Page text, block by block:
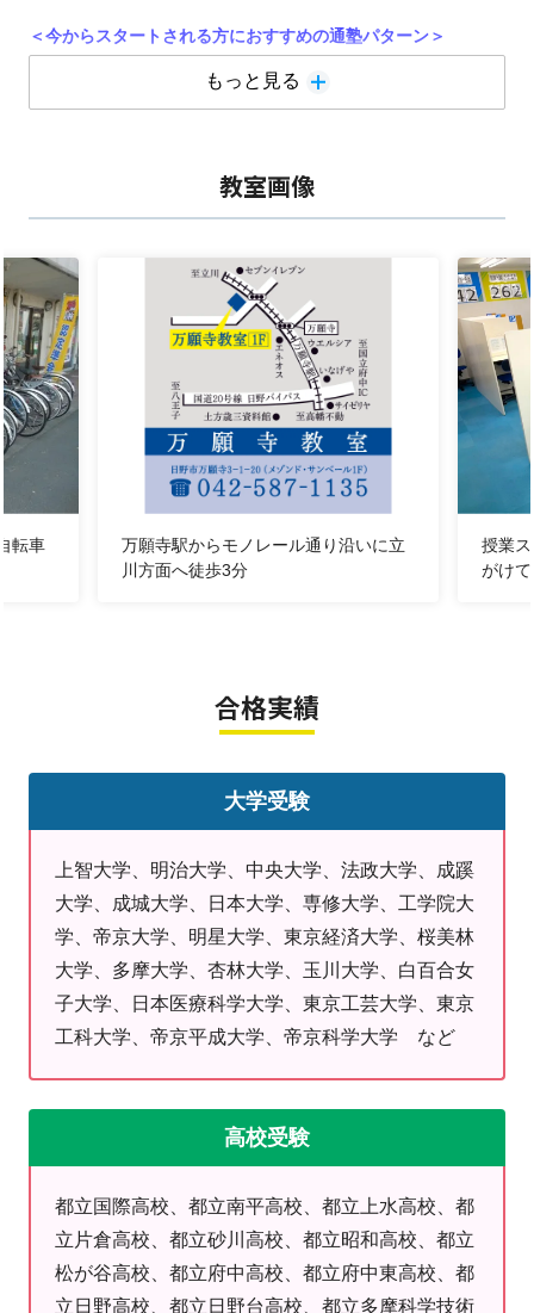
＜今からスタートされる方におすすめの通塾パターン＞
【小学生】早めに中学準備をはじめたい！ 週３回（英・算・
【中１・２生】主要教科＋苦手な理科を対策したい！ 週３回
【中３生】最後の内申対策をしたい！ ※教科・回数は志望校
をふまえて要相談
【高校生】推薦入試対策・評定対策をしたい 週３回 英・数
＋理科or社会
明光義塾万願寺教室ってどんな塾？
す。目先の結果だけではない、中長期的な目標設定を一緒に考
えていきます。
最適な学習プラン
生徒一人ひとりの状況を丁寧に把握し、根拠に基づいた最適な
明光義塾の講師の約半分は、明光義塾で学んだ経験を持つた
め、生徒の抱える悩みや不安を理解し、的確なアドバイスを提
供可能
明光義塾の特長
考える力が身につく授業
個別指導のパイオニアとして長年培った生徒自らが考えること
を重視した指導で、テストや受験本番に発揮できる力を養いま
す。対話型の授業で分からないことは気軽に質問できます。
■きめ細かいカウンセリング
一人ひとり異なる悩みや課題に向き合い、目標達成のためにオ
ーダーメイドの学習プランをご提案します。苦手をピンポイン
トで克服、得意をさらに伸ばし、効率的に成績アップを実現し
ます。
もっと見る
教室画像
転車
万願寺駅からモノレール通り沿いに立
川方面へ徒歩3分
授業
がけ
合格実績
大学受験
上智大学、明治大学、中央大学、法政大学、成蹊
大学、成城大学、日本大学、専修大学、工学院大
学、帝京大学、明星大学、東京経済大学、桜美林
大学、多摩大学、杏林大学、玉川大学、白百合女
子大学、日本医療科学大学、東京工芸大学、東京
工科大学、帝京平成大学、帝京科学大学 など
高校受験
都立国際高校、都立南平高校、都立上水高校、都
立片倉高校、都立砂川高校、都立昭和高校、都立
松が谷高校、都立府中高校、都立府中東高校、都
立日野高校、都立日野台高校、都立多摩科学技術